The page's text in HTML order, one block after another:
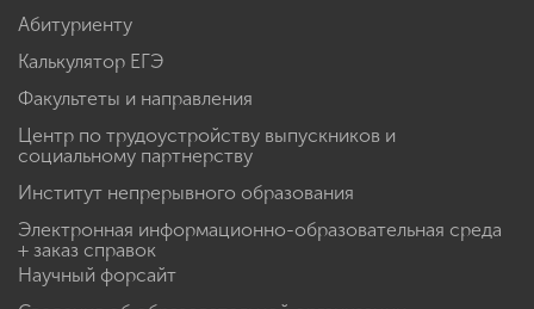
Абитуриенту
Калькулятор ЕГЭ
Факультеты и направления
Центр по трудоустройству выпускников и
социальному партнерству
Институт непрерывного образования
Электронная информационно-образовательная среда
+ заказ справок
Научный форсайт